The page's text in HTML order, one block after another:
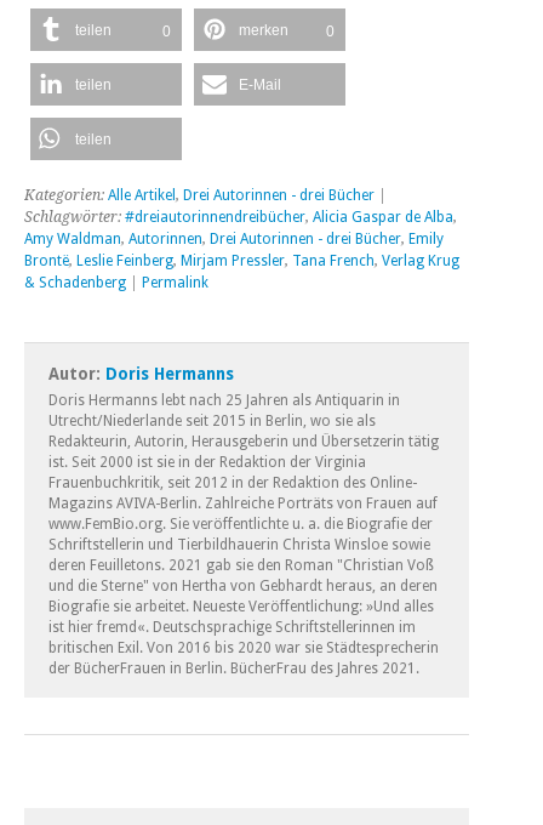
teilen 0 merken 0
teilen E-Mail
teilen
Kategorien: Alle Artikel , Drei Autorinnen - drei Bücher
Schlagwörter: #dreiautorinnendreibücher, Alicia Gaspar de Alba,
Amy Waldman, Autorinnen, Drei Autorinnen - drei Bücher, Emily
Brontë, Leslie Feinberg, Mirjam Pressler, Tana French, Verlag Krug
& Schadenberg
Permalink
Autor: Doris Hermanns
Doris Hermanns lebt nach 25 Jahren als Antiquarin in
Utrecht/Niederlande seit 2015 in Berlin, wo sie als
Redakteurin, Autorin, Herausgeberin und Übersetzerin tätig
ist. Seit 2000 ist sie in der Redaktion der Virginia
Frauenbuchkritik, seit 2012 in der Redaktion des Online-
Magazins AVIVA-Berlin. Zahlreiche Porträts von Frauen auf
www.FemBio.org. Sie veröffentlichte u. a. die Biografie der
Schriftstellerin und Tierbildhauerin Christa Winsloe sowie
deren Feuilletons. 2021 gab sie den Roman "Christian Voß
und die Sterne" von Hertha von Gebhardt heraus, an deren
Biografie sie arbeitet. Neueste Veröffentlichung: »Und alles
ist hier fremd«. Deutschsprachige Schriftstellerinnen im
britischen Exil. Von 2016 bis 2020 war sie Städtesprecherin
der BücherFrauen in Berlin. BücherFrau des Jahres 2021.